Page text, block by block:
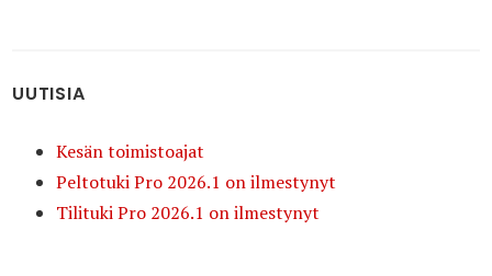
UUTISIA
Kesän toimistoajat
Peltotuki Pro 2026.1 on ilmestynyt
Tilituki Pro 2026.1 on ilmestynyt